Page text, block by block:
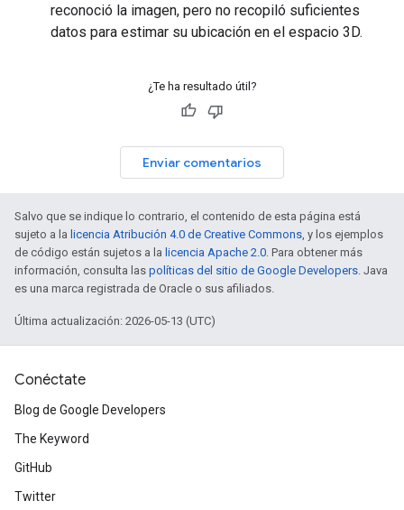
reconoció la imagen, pero no recopiló suficientes
datos para estimar su ubicación en el espacio 3D.
¿Te ha resultado útil?
Enviar comentarios
Salvo que se indique lo contrario, el contenido de esta página está
sujeto a la licencia Atribución 4.0 de Creative Commons, y los ejemplos
de código están sujetos a la licencia Apache 2.0. Para obtener más
información, consulta las políticas del sitio de Google Developers. Java
es una marca registrada de Oracle o sus afiliados.
Última actualización: 2026-05-13 (UTC)
Conéctate
Blog de Google Developers
The Keyword
GitHub
Twitter